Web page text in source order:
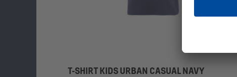
T-SHIRT KIDS URBAN CASUAL NAVY